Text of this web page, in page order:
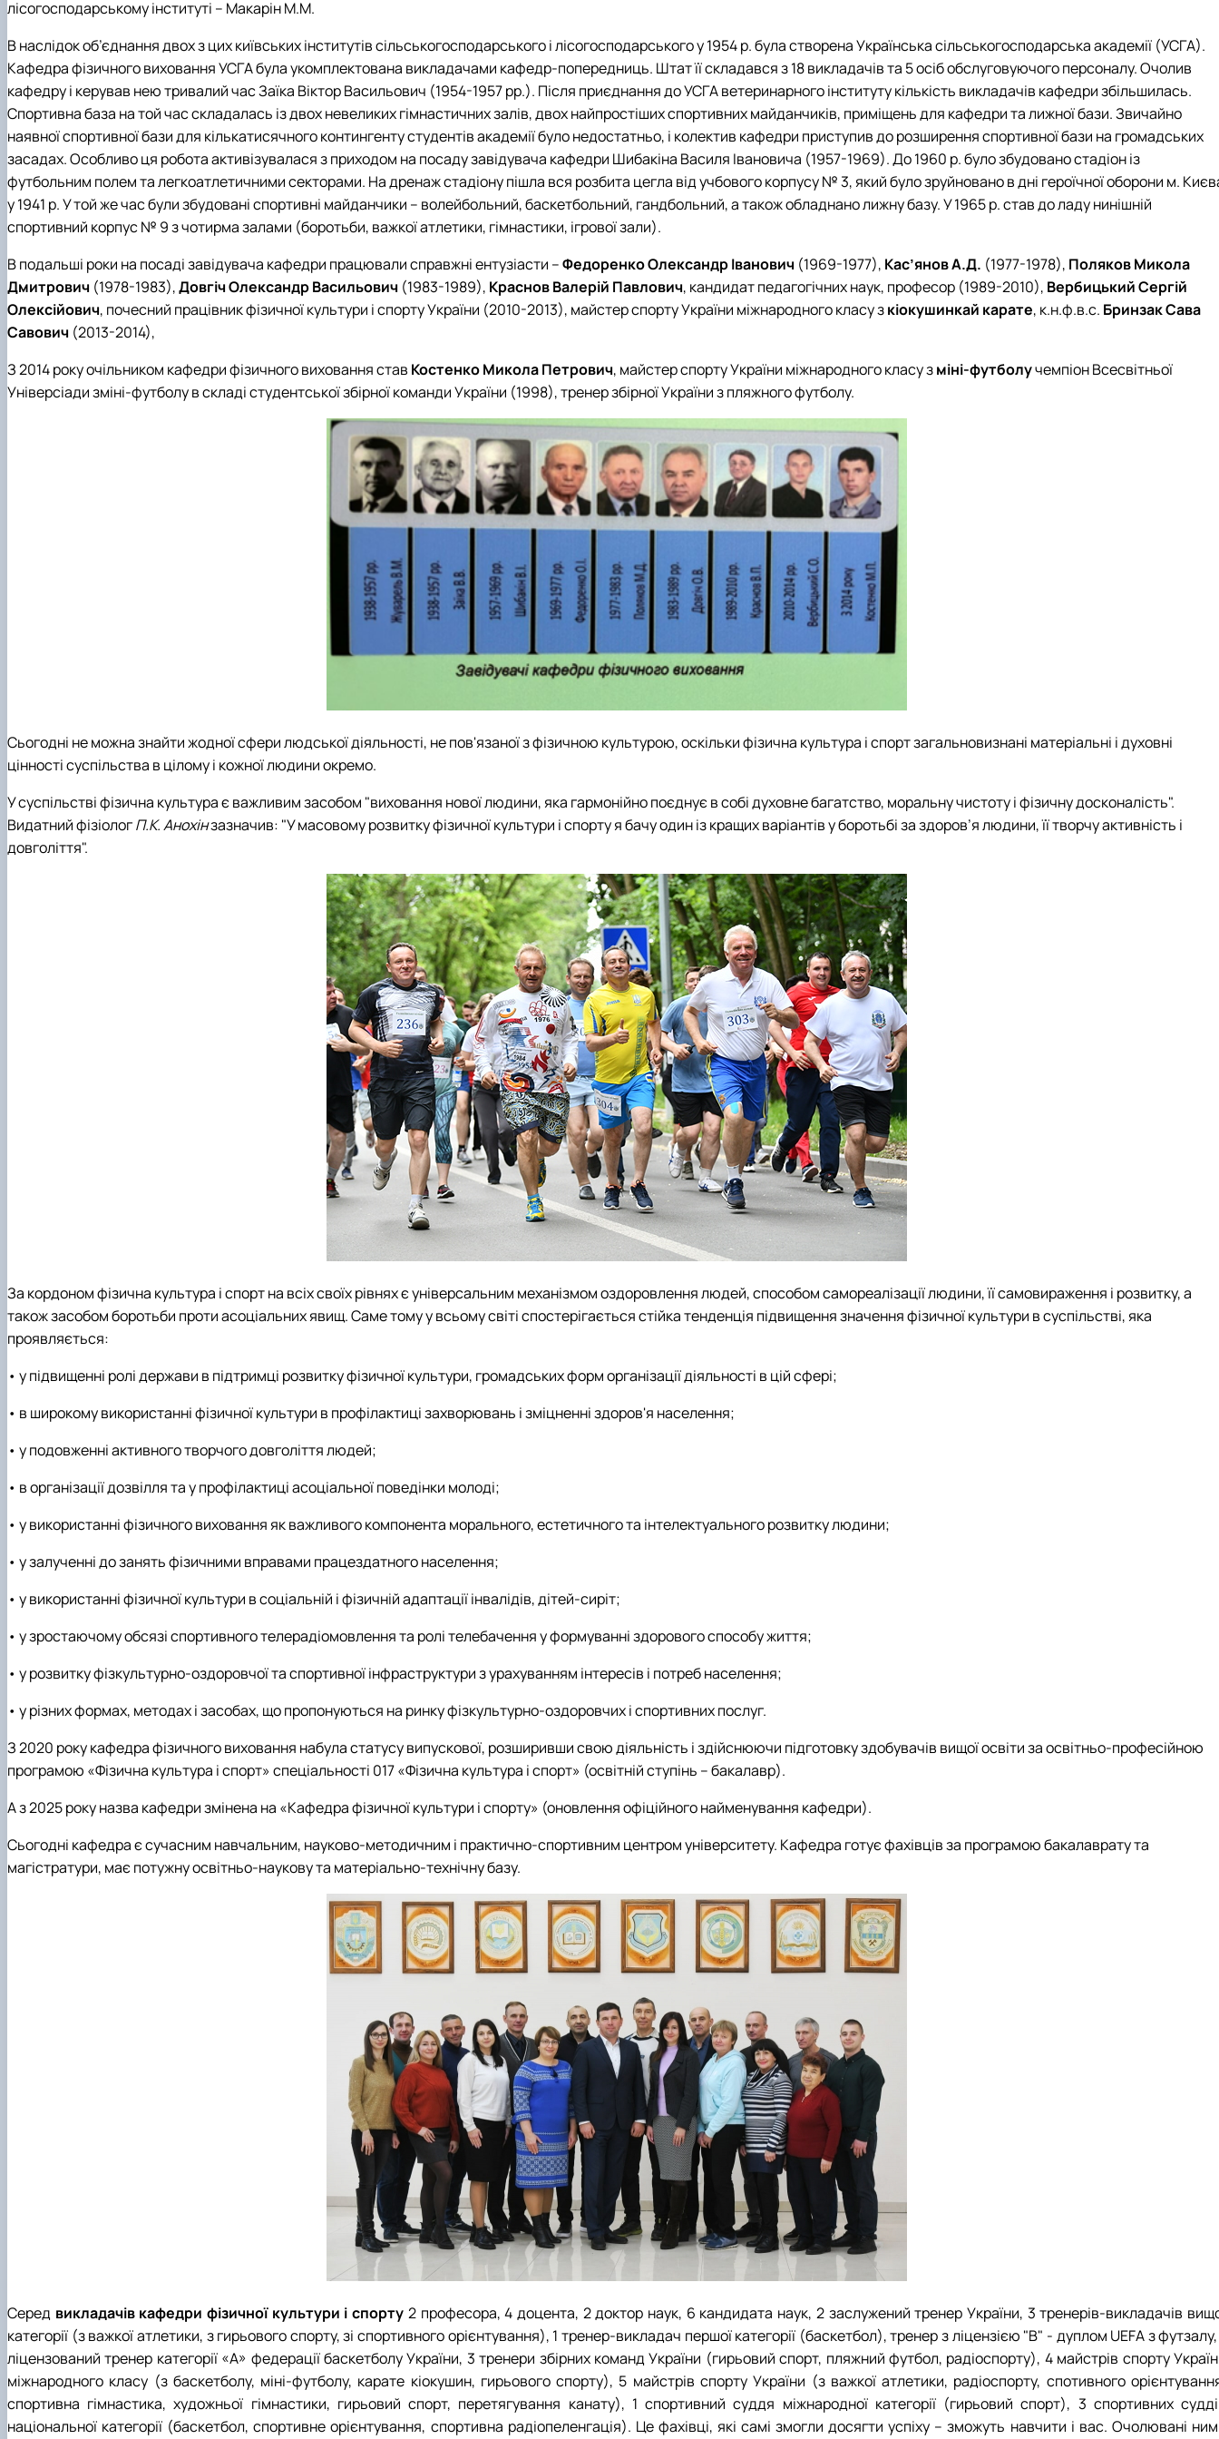
лісогосподарському інституті – Макарін М.М.
В наслідок об’єднання двох з цих київських інститутів сільськогосподарського і лісогосподарського у 1954 р. була створена Українська сільськогосподарська академії (УСГА).
Кафедра фізичного виховання УСГА була укомплектована викладачами кафедр-попередниць. Штат її складався з 18 викладачів та 5 осіб обслуговуючого персоналу. Очолив
кафедру і керував нею тривалий час Заїка Віктор Васильович (1954-1957 рр.). Після приєднання до УСГА ветеринарного інституту кількість викладачів кафедри збільшилась.
Спортивна база на той час складалась із двох невеликих гімнастичних залів, двох найпростіших спортивних майданчиків, приміщень для кафедри та лижної бази. Звичайно
наявної спортивної бази для кількатисячного контингенту студентів академії було недостатньо, і колектив кафедри приступив до розширення спортивної бази на громадських
засадах. Особливо ця робота активізувалася з приходом на посаду завідувача кафедри Шибакіна Василя Івановича (1957-1969). До 1960 р. було збудовано стадіон із
футбольним полем та легкоатлетичними секторами. На дренаж стадіону пішла вся розбита цегла від учбового корпусу № 3, який було зруйновано в дні героїчної оборони м.
у 1941 р. У той же час були збудовані спортивні майданчики – волейбольний, баскетбольний, гандбольний, а також обладнано лижну базу. У 1965 р. став до ладу нинішній
спортивний корпус № 9 з чотирма залами (боротьби, важкої атлетики, гімнастики, ігрової зали).
В подальші роки на посаді завідувача кафедри працювали справжні ентузіасти –Федоренко Олександр Іванович (1969-1977), Кас’янов А.Д. (1977-1978), Поляков Микола
Дмитрович (1978-1983),Довгіч Олександр Васильович (1983-1989), Краснов Валерій Павлович, кандидат педагогічних наук, професор (1989-2010), Вербицький Сергій
Олексійович, почесний працівник фізичної культури і спорту України (2010-2013), майстер спорту України міжнародного класу зкіокушинкай карате, к.н.ф.в.с. Бринзак Сава
Савович (2013-2014),
З 2014 року очільником кафедри фізичного виховання став Костенко Микола Петрович, майстер спорту України міжнародного класу зміні-футболучемпіон Всесвітньої
Універсіади зміні-футболу в складі студентської збірної команди України (1998), тренер збірної України з пляжного футболу.
Сьогодні не можна знайти жодної сфери людської діяльності, не пов'язаної з фізичною культурою, оскільки фізична культура і спорт загальновизнані матеріальні і духовні
цінності суспільства в цілому і кожної людини окремо.
У суспільстві фізична культура є важливим засобом "виховання нової людини, яка гармонійно поєднує в собі духовне багатство, моральну чистоту і фізичну досконалість".
Видатний фізіологП.К. Анохінзазначив: "У масовому розвитку фізичної культури і спорту я бачу один із кращих варіантів у боротьбі за здоров’я людини, її творчу активність і
довголіття".
За кордоном фізична культура і спорт на всіх своїх рівнях є універсальним механізмом оздоровлення людей, способом самореалізації людини, її самовираження і розвитку, а
також засобом боротьби проти асоціальних явищ. Саме тому у всьому світі спостерігається стійка тенденція підвищення значення фізичної культури в суспільстві, яка
проявляється:
• у підвищенні ролі держави в підтримці розвитку фізичної культури, громадських форм організації діяльності в цій сфері;
• в широкому використанні фізичної культури в профілактиці захворювань і зміцненні здоров'я населення;
• у подовженні активного творчого довголіття людей;
• в організації дозвілля та у профілактиці асоціальної поведінки молоді;
• у використанні фізичного виховання як важливого компонента морального, естетичного та інтелектуального розвитку людини;
• у залученні до занять фізичними вправами працездатного населення;
• у використанні фізичної культури в соціальній і фізичній адаптації інвалідів, дітей-сиріт;
• у зростаючому обсязі спортивного телерадіомовлення та ролі телебачення у формуванні здорового способу життя;
• у розвитку фізкультурно-оздоровчої та спортивної інфраструктури з урахуванням інтересів і потреб населення;
• у різних формах, методах і засобах, що пропонуються на ринку фізкультурно-оздоровчих і спортивних послуг.
З 2020 року кафедра фізичного виховання набула статусу випускової, розширивши свою діяльність і здійснюючи підготовку здобувачів вищої освіти за освітньо-професійною
програмою «Фізична культура і спорт» спеціальності 017 «Фізична культура і спорт» (освітній ступінь – бакалавр).
А з 2025 року назва кафедри змінена на «Кафедра фізичної культури і спорту» (оновлення офіційного найменування кафедри).
Сьогодні кафедра є сучасним навчальним, науково-методичним і практично-спортивним центром університету. Кафедра готує фахівців за програмою бакалаврату та
магістратури, має потужну освітньо-наукову та матеріально-технічну базу.
Серед викладачів кафедри фізичної культури і спорту 2 професора, 4 доцента, 2 доктор наук, 6 кандидата наук, 2 заслужений тренер України, 3 тренерів-викладачів
категорії (з важкої атлетики, з гирьового спорту, зі спортивного орієнтування), 1 тренер-викладач першої категорії (баскетбол), тренер з ліцензією "В" - дуплом UEFA з футзалу,
ліцензований тренер категорії «А» федерації баскетболу України, 3 тренери збірних команд України (гирьовий спорт, пляжний футбол, радіоспорту), 4 майстрів спорту
міжнародного класу (з баскетболу, міні-футболу, карате кіокушин, гирьового спорту), 5 майстрів спорту України (з важкої атлетики, радіоспорту, спотивного
спортивна гімнастика, художньої гімнастики, гирьовий спорт, перетягування канату), 1 спортивний суддя міжнародної категорії (гирьовий спорт), 3 спортивних
національної категорії (баскетбол, спортивне орієнтування, спортивна радіопеленгація). Це фахівці, які самі змогли досягти успіху – зможуть навчити і вас. Очолювані